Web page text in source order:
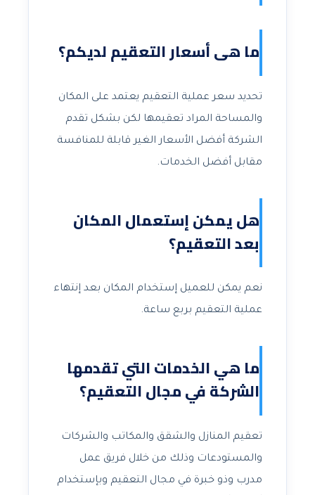
ما هى أسعار التعقيم لديكم؟
تحديد سعر عملية التعقيم يعتمد على المكان
والمساحة المراد تعقيمها لكن بشكل تقدم
الشركة أفضل الأسعار الغير قابلة للمنافسة
مقابل أفضل الخدمات.
هل يمكن إستعمال المكان
بعد التعقيم؟
نعم يمكن للعميل إستخدام المكان بعد إنتهاء
عملية التعقيم بربع ساعة.
ما هي الخدمات التي تقدمها
الشركة في مجال التعقيم؟
تعقيم المنازل والشقق والمكاتب والشركات
والمستودعات وذلك من خلال فريق عمل
مدرب وذو خبرة في مجال التعقيم وبإستخدام